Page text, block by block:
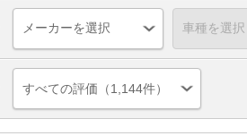
すべての評価（1,144件）